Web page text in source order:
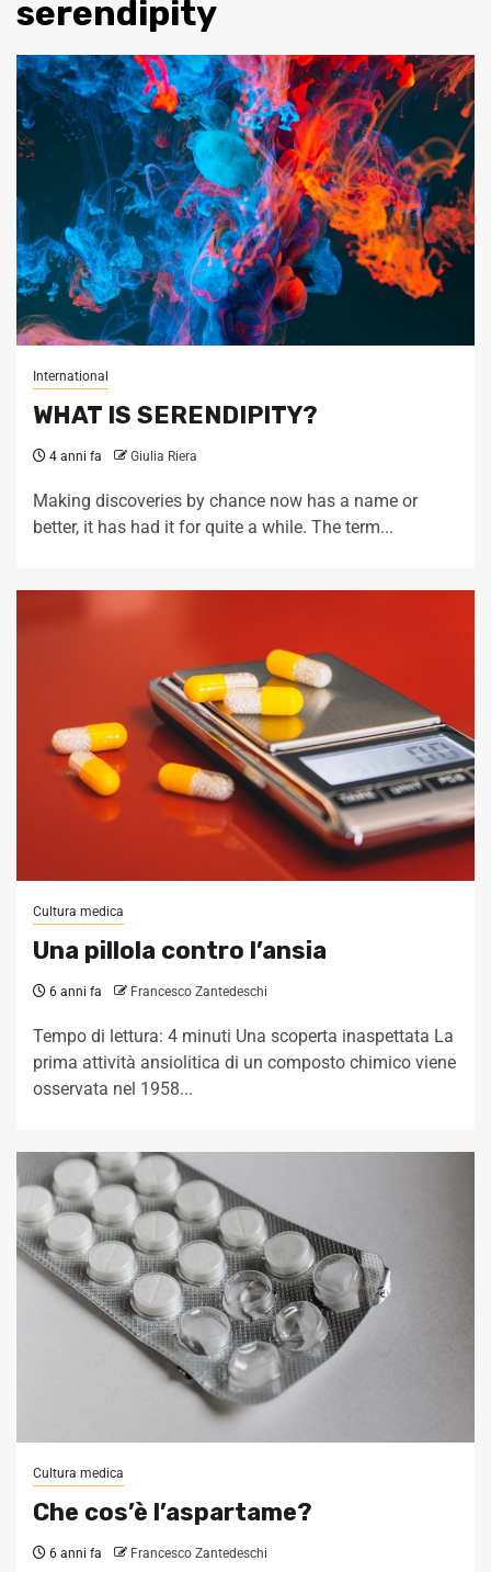
serendipity
International
WHAT IS SERENDIPITY?
4 anni fa Giulia Riera
Making discoveries by chance now has a name or
better, it has had it for quite a while. The term...
Cultura medica
Una pillola contro l’ansia
6 anni fa Francesco Zantedeschi
Tempo di lettura: 4 minuti Una scoperta inaspettata La
prima attività ansiolitica di un composto chimico viene
osservata nel 1958...
Cultura medica
Che cos’è l’aspartame?
6 anni fa Francesco Zantedeschi